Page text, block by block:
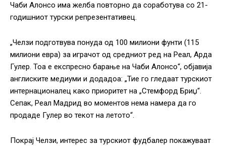
Чаби Алонсо има желба повторно да соработува со 21-
годишниот турски репрезентативец.
„Челзи подготвува понуда од 100 милиони фунти (115
милиони евра) за играчот од средниот ред на Реал, Арда
Гулер. Тоа е експресно барање на Чаби Алонсо“, објавија
англиските медиуми и додадоа: „Тие го гледаат турскиот
интернационалец како приоритет на „Стемфорд Бриџ“.
Сепак, Реал Мадрид во моментов нема намера да го
продаде Гулер во текот на летото“.
Покрај Челзи, интерес за турскиот фудбалер покажуваат